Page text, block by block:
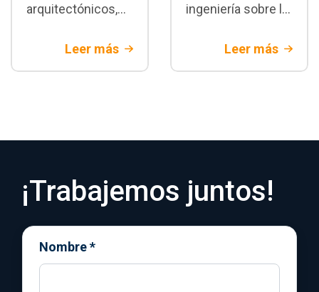
arquitectónicos,
integración del
Colombia. Aprende
Leer más
ingeniería sobre la
bancario legacy.
arquitectura y
Rootstack
Leer más
¡Trabajemos juntos!
Nombre*